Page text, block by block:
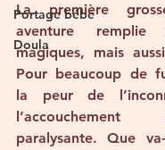
Portage bébé
Doula
La première
aventure remplie
magiques, mais
Pour beaucoup de
la peur de
paralysante. Que